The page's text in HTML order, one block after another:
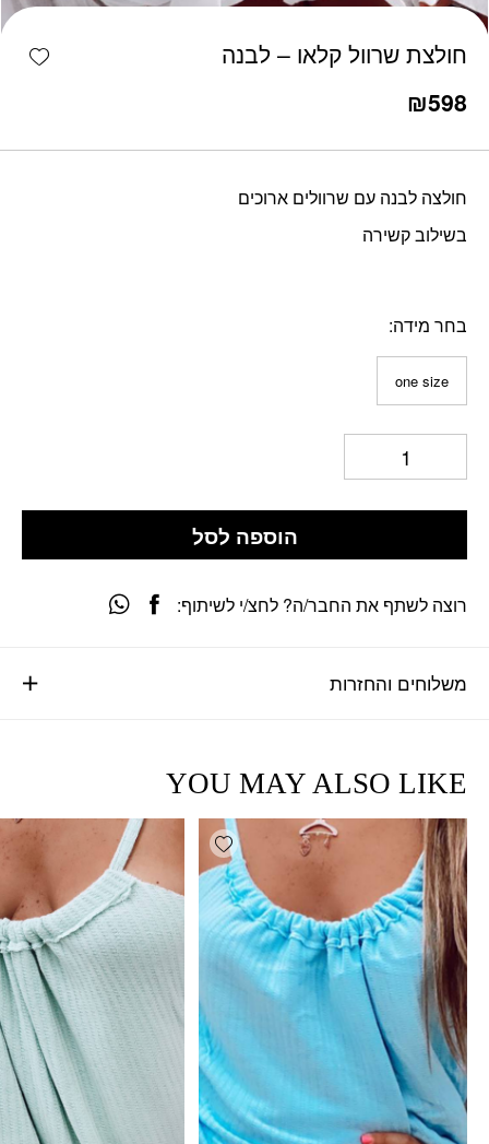
חולצת שרוול קלאו – לבנה
₪598
חולצה לבנה עם שרוולים ארוכים
בשילוב קשירה
בחר מידה
one size
כמות חולצת שרוול קלאו - לבנה
הוספה לסל
משלוחים והחזרות
רוצה לשתף את החבר/ה? לחצ/י לשיתוף:
YOU MAY ALSO LIKE
Add wishlist